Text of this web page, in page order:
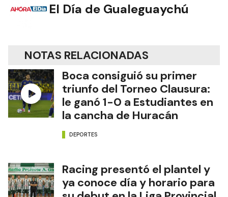
El Día de Gualeguaychú
NOTAS RELACIONADAS
Boca consiguió su primer
triunfo del Torneo Clausura:
le ganó 1-0 a Estudiantes en
la cancha de Huracán
DEPORTES
Racing presentó el plantel y
ya conoce día y horario para